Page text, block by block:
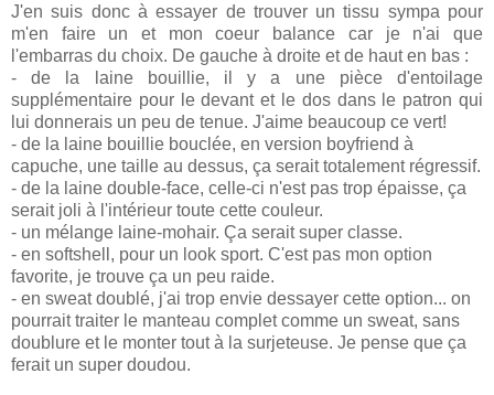
J'en suis donc à essayer de trouver un tissu sympa pour
m'en faire un et mon coeur balance car je n'ai que
l'embarras du choix. De gauche à droite et de haut en bas :
- de la laine bouillie, il y a une pièce d'entoilage
supplémentaire pour le devant et le dos dans le patron qui
lui donnerais un peu de tenue. J'aime beaucoup ce vert!
- de la laine bouillie bouclée, en version boyfriend à
capuche, une taille au dessus, ça serait totalement régressif.
- de la laine double-face, celle-ci n'est pas trop épaisse, ça
serait joli à l'intérieur toute cette couleur.
- un mélange laine-mohair. Ça serait super classe.
- en softshell, pour un look sport. C'est pas mon option
favorite, je trouve ça un peu raide.
- en sweat doublé, j'ai trop envie dessayer cette option... on
pourrait traiter le manteau complet comme un sweat, sans
doublure et le monter tout à la surjeteuse. Je pense que ça
ferait un super doudou.